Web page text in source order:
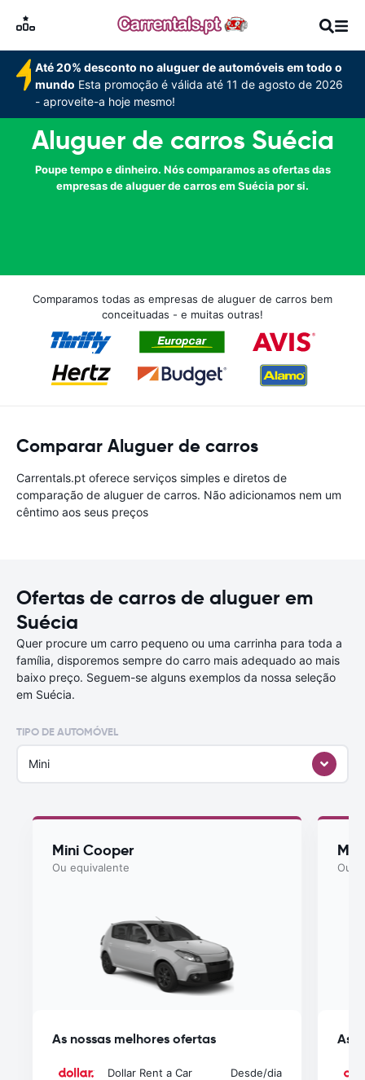
Até 20% desconto no aluguer de automóveis em todo o
mundo Esta promoção é válida até 11 de agosto de 2026
- aproveite-a hoje mesmo!
Aluguer de carros Suécia
Poupe tempo e dinheiro. Nós comparamos as ofertas das
empresas de aluguer de carros em Suécia por si.
Comparamos todas as empresas de aluguer de carros bem
conceituadas - e muitas outras!
Comparar Aluguer de carros
Carrentals.pt oferece serviços simples e diretos de
comparação de aluguer de carros. Não adicionamos nem um
cêntimo aos seus preços
Ofertas de carros de aluguer em
Suécia
Quer procure um carro pequeno ou uma carrinha para toda a
família, disporemos sempre do carro mais adequado ao mais
baixo preço. Seguem-se alguns exemplos da nossa seleção
em Suécia.
TIPO DE AUTOMÓVEL
Mini
Mini Cooper
Ou equivalente
As nossas melhores ofertas
Dollar Rent a Car Desde/dia
Ou
As